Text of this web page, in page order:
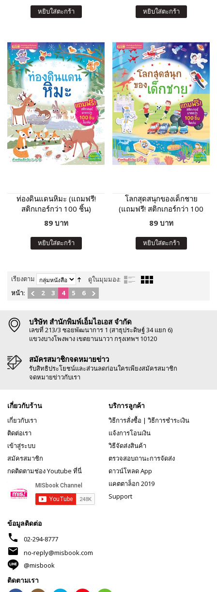
หยิบใส่ตะกร้า หยิบใส่ตะกร้า
ท่องดินแดนหิมะ (แถมฟรี!
สติกเกอร์กว่า 100 ชิ้น)
89 บาท
หยิบใส่ตะกร้า
โลกสุดสนุกของเด็กชาย
(แถมฟรี! สติกเกอร์กว่า 100
ชิ้น)
89 บาท
หยิบใส่ตะกร้า
เรียงตาม
ดูในมุมมอง:
หน้า:
2 3 4 5 6
บริษัท สำนักพิมพ์เอ็มไอเอส จำกัด
เลขที่ 213/3 ซอยพัฒนาการ 1 (สาธุประดิษฐ์ 34 แยก 6)
แขวงบางโพงพาง เขตยานนาวา กรุงเทพฯ 10120
สมัครสมาชิกจดหมายข่าว
รับสิทธิประโยชน์และส่วนลดก่อนใครเพียงสมัครสมาชิก
จดหมายข่าวกับเรา
เกี่ยวกับร้าน
เกี่ยวกับเรา
ติดต่อเรา
เข้าสู่ระบบ
สมัครสมาชิก
กดติดตามช่อง Youtube ที่นี่
บริการลูกค้า
วิธีการสั่งซื้อ | วิธีการชำระเงิน
แจ้งการโอนเงิน
วิธีจัดส่งสินค้า
ตรวจสอบถานะการจัดส่ง
ดาวน์โหลด App
แคตตาล็อก 2019
Support
ข้อมูลติดต่อ
phone 02-294-8777
mail
no-reply@misbook.com
@misbook
ติดตามเรา